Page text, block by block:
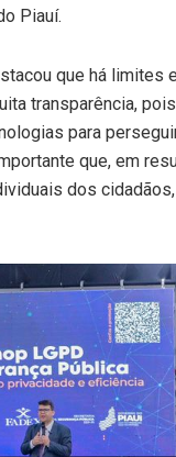
Piauí.
que há limites
transparência,
para
que, em
dos